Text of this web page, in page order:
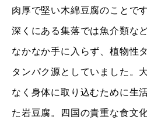
肉厚で堅い木綿豆腐のことで
深くにある集落では魚介類な
なかなか手に入らず、植物性
タンパク源としていました。
なく身体に取り込むために生
た岩豆腐。四国の貴重な食文